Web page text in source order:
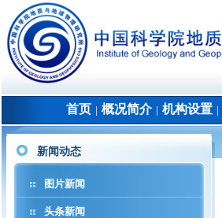
首页 概况简介│ 机构设置
新闻动态
图片新闻
头条新闻